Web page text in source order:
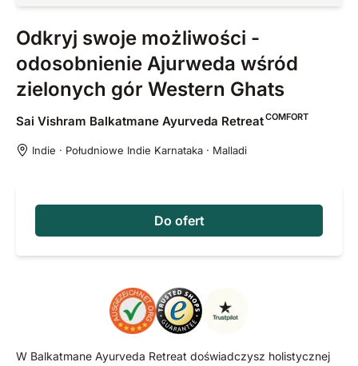
Odkryj swoje możliwości -
odosobnienie Ajurweda wśród
zielonych gór Western Ghats
Sai Vishram Balkatmane Ayurveda RetreatCOMFORT
Indie · Południowe Indie Karnataka · Malladi
Do ofert
W Balkatmane Ayurveda Retreat doświadczysz holistycznej